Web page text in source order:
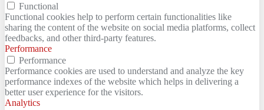
Functional
Functional cookies help to perform certain functionalities like
sharing the content of the website on social media platforms, collect
feedbacks, and other third-party features.
Performance
Performance
Performance cookies are used to understand and analyze the key
performance indexes of the website which helps in delivering a
better user experience for the visitors.
Analytics